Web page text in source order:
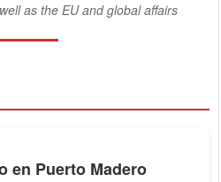
as the EU and global affairs
en Puerto Madero